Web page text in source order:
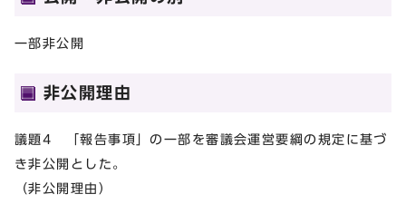
一部非公開
非公開理由
議題4 「報告事項」の一部を審議会運営要綱の規定に基づ
き非公開とした。
（非公開理由）